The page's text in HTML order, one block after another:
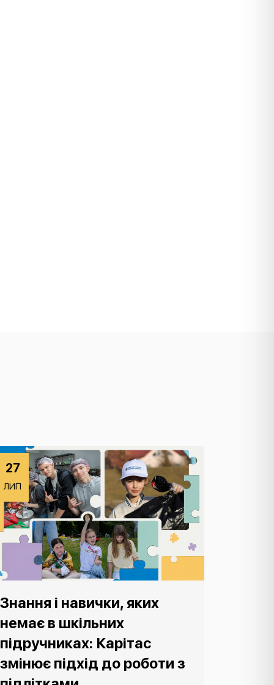
27
ЛИП
Знання і навички, яких
немає в шкільних
підручниках: Карітас
змінює підхід до роботи з